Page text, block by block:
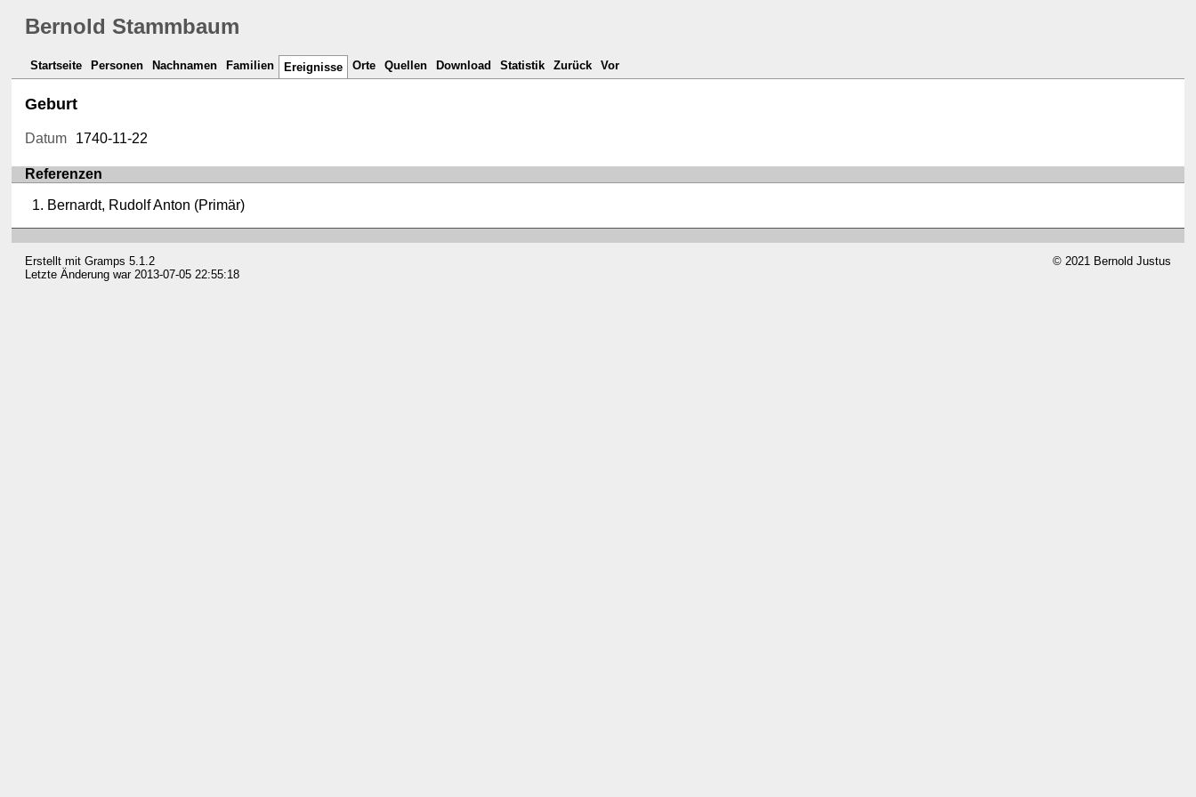
Bernold Stammbaum
Startseite Personen Nachnamen Familien Ereignisse Orte Quellen Download Statistik Zurück Vor
Geburt
Datum 1740-11-22
Referenzen
Bernardt, Rudolf Anton (Primär)
Erstellt mitGramps 5.1.2
Letzte Änderung war 2013-07-05 22:55:18
© 2021 Bernold Justus